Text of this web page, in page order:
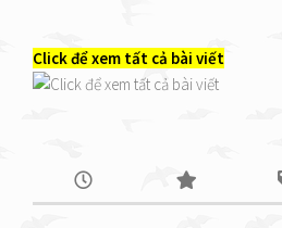
Click để xem tất cả bài viết